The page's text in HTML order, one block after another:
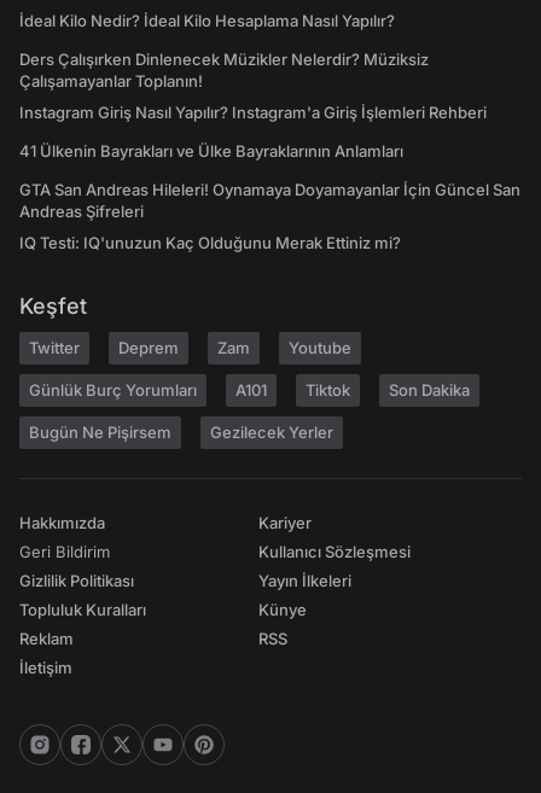
İdeal Kilo Nedir? İdeal Kilo Hesaplama Nasıl Yapılır?
Ders Çalışırken Dinlenecek Müzikler Nelerdir? Müziksiz
Çalışamayanlar Toplanın!
Instagram Giriş Nasıl Yapılır? Instagram'a Giriş İşlemleri Rehberi
41 Ülkenin Bayrakları ve Ülke Bayraklarının Anlamları
GTA San Andreas Hileleri! Oynamaya Doyamayanlar İçin Güncel San
Andreas Şifreleri
IQ Testi: IQ'unuzun Kaç Olduğunu Merak Ettiniz mi?
Keşfet
Twitter Deprem Zam Youtube
Günlük Burç Yorumları A101 Tiktok Son Dakika
Bugün Ne Pişirsem Gezilecek Yerler
Hakkımızda
Geri Bildirim
Gizlilik Politikası
Topluluk Kuralları
Reklam
İletişim
Kariyer
Kullanıcı Sözleşmesi
Yayın İlkeleri
Künye
RSS